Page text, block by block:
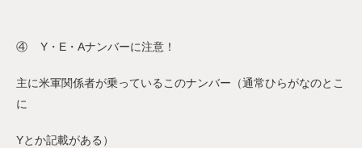
④ Y・E・Aナンバーに注意！
主に米軍関係者が乗っているこのナンバー（通常ひらがなのとこ
に
Yとか記載がある）